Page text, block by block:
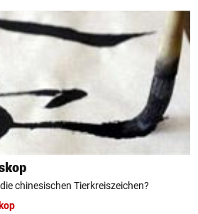
chinesischen Tierkreiszeichen?